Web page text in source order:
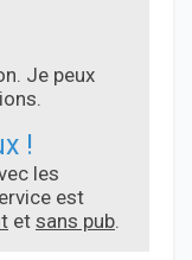
Je peux
!
les
est
et sans pub.